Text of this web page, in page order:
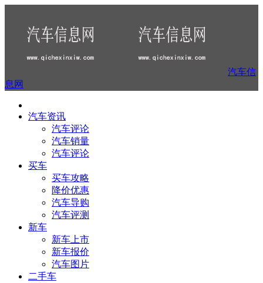
汽车信
息网
汽车资讯
汽车评论
汽车销量
汽车评论
买车
买车攻略
降价优惠
汽车导购
汽车评测
新车
新车上市
新车报价
汽车图片
二手车